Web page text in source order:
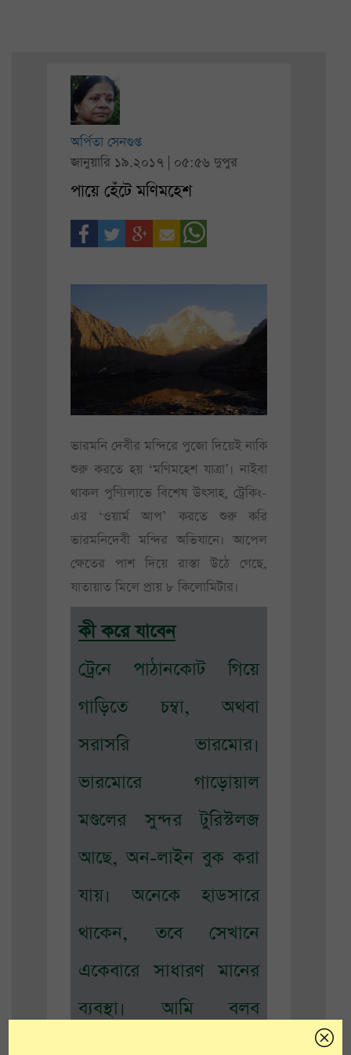
অর্পিতা সেনগুপ্ত
জানুয়ারি ১৯.২০১৭ | ০৫:৫৬ দুপুর
পায়ে হেঁটে মণিমহেশ
ভারমনি দেবীর মন্দিরে পুজো দিয়েই নাকি
শুরু করতে হয় ‘মণিমহেশ যাত্রা’। নাইবা
থাকল পুণ্যিলাভে বিশেষ উৎসাহ, ট্রেকিং-
এর ‘ওয়ার্ম আপ’ করতে শুরু করি
ভারমনিদেবী মন্দির অভিযানে। আপেল
ক্ষেতের পাশ দিয়ে রাস্তা উঠে গেছে,
যাতায়াত মিলে প্রায় ৮ কিলোমিটার।
কী করে যাবেন
ট্রেনে পাঠানকোট গিয়ে
গাড়িতে চম্বা, অথবা
সরাসরি ভারমোর।
ভারমোরে গাড়োয়াল
মণ্ডলের সুন্দর টুরিস্টলজ
আছে, অন-লাইন বুক করা
যায়। অনেকে হাডসারে
থাকেন, তবে সেখানে
একেবারে সাধারণ মানের
ব্যবস্থা। আমি বলব